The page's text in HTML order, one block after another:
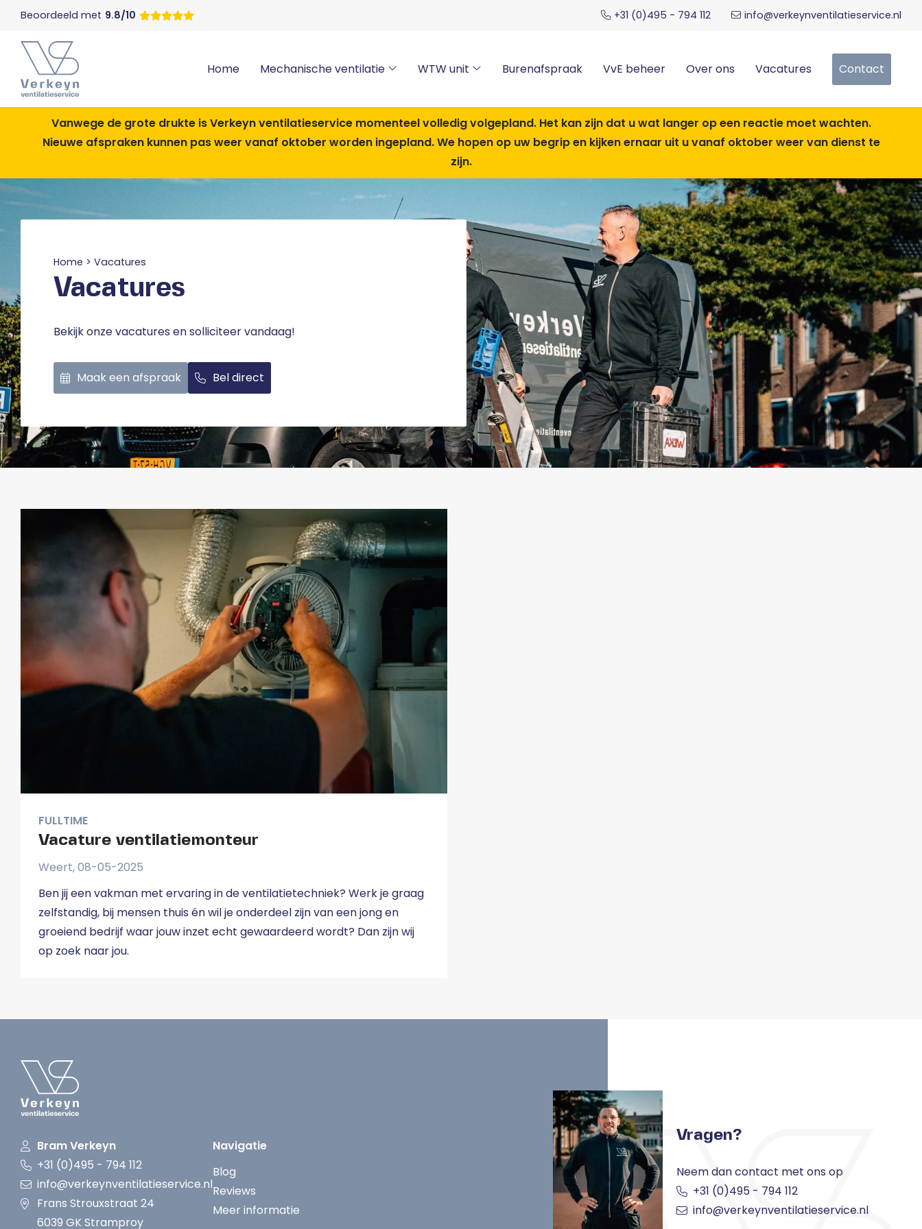
Beoordeeld met 9.8/10 +31 (0)495 - 794 112 info@verkeynventilatieservice.nl
Home Mechanische ventilatie WTW unit Burenafspraak VvE beheer Over ons Vacatures Contact
Vanwege de grote drukte is Verkeyn ventilatieservice momenteel volledig volgepland. Het kan zijn dat u wat langer op een reactie moet wachten.
Nieuwe afspraken kunnen pas weer vanaf oktober worden ingepland. We hopen op uw begrip en kijken ernaar uit u vanaf oktober weer van dienst te
zijn.
Home > Vacatures
Vacatures
Bekijk onze vacatures en solliciteer vandaag!
Maak een afspraak Bel direct
FULLTIME
Vacature ventilatiemonteur
Weert, 08-05-2025
Ben jij een vakman met ervaring in de ventilatietechniek? Werk je graag
zelfstandig, bij mensen thuis én wil je onderdeel zijn van een jong en
groeiend bedrijf waar jouw inzet echt gewaardeerd wordt? Dan zijn wij
op zoek naar jou.
Bram Verkeyn
+31 (0)495 - 794 112
info@verkeynventilatieservice.nl
Frans Strouxstraat 24
6039 GK Stramproy
Navigatie
Blog
Reviews
Meer informatie
Vragen?
Neem dan contact met ons op
+31 (0)495 - 794 112
info@verkeynventilatieservice.nl